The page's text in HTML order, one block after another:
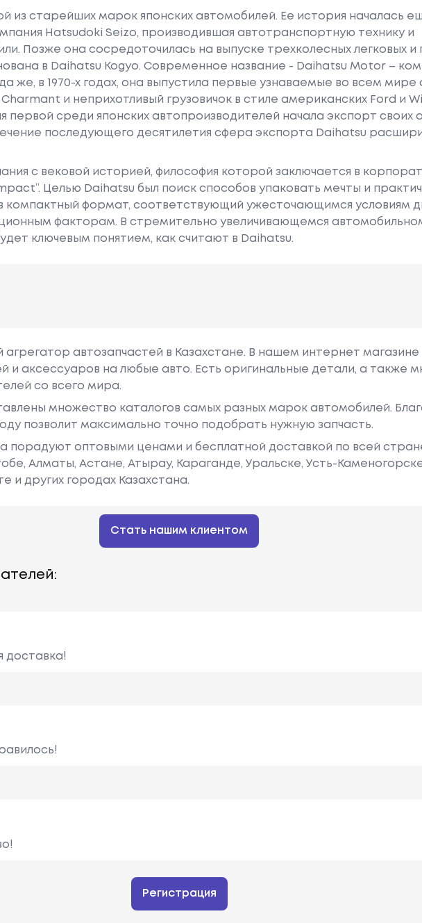
из старейших марок японских автомобилей. Ее история началась
Hatsudoki Seizo, производившая автотранспортную технику и
Позже она сосредоточилась на выпуске трехколесных легковых и
в Daihatsu Kogyo. Современное название - Daihatsu Motor –
же, в 1970-х годах, она выпустила первые узнаваемые во всем мире
и неприхотливый грузовичок в стиле американских Ford и
первой среди японских автопроизводителей начала экспорт своих
последующего десятилетия сфера экспорта Daihatsu
с вековой историей, философия которой заключается в
Целью Daihatsu был поиск способов упаковать мечты и
компактный формат, соответствующий ужесточающимся условиям
факторам. В стремительно увеличивающемся
ключевым понятием, как считают в Daihatsu.
агрегатор автозапчастей в Казахстане. В нашем интернет магазине
и аксессуаров на любые авто. Есть оригинальные детали, а также
со всего мира.
множество каталогов самых разных марок автомобилей.
позволит максимально точно подобрать нужную запчасть.
порадуют оптовыми ценами и бесплатной доставкой по всей
Алматы, Астане, Атырау, Караганде, Уральске, Усть-
и других городах Казахстана.
Стать нашим клиентом
доставка!
Регистрация